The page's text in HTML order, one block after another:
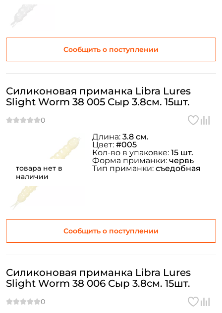
Сообщить о поступлении
товара нет в
наличии
Силиконовая приманка Libra Lures
Slight Worm 38 005 Сыр 3.8см. 15шт.
Сообщить о поступлении
Длина: 3.8 см.
Цвет: #005
Кол-во в упаковке: 15 шт.
Форма приманки: червь
Тип приманки: съедобная
Силиконовая приманка Libra Lures
Slight Worm 38 006 Сыр 3.8см. 15шт.